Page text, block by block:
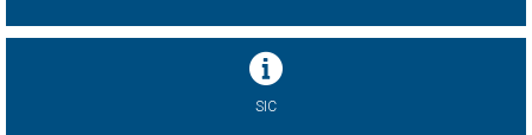
SIC